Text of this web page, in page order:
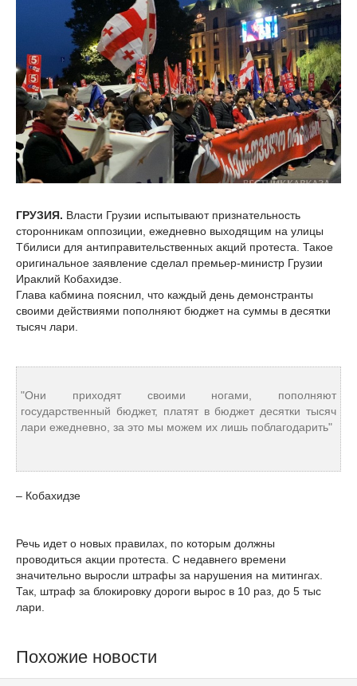
ГРУЗИЯ. Власти Грузии испытывают признательность
сторонникам оппозиции, ежедневно выходящим на улицы
Тбилиси для антиправительственных акций протеста. Такое
оригинальное заявление сделал премьер-министр Грузии
Ираклий Кобахидзе.
Глава кабмина пояснил, что каждый день демонстранты
своими действиями пополняют бюджет на суммы в десятки
тысяч лари.
"Они приходят своими ногами, пополняют
государственный бюджет, платят в бюджет десятки тысяч
лари ежедневно, за это мы можем их лишь поблагодарить"
– Кобахидзе
Речь идет о новых правилах, по которым должны
проводиться акции протеста. С недавнего времени
значительно выросли штрафы за нарушения на митингах.
Так, штраф за блокировку дороги вырос в 10 раз, до 5 тыс
лари.
Похожие новости